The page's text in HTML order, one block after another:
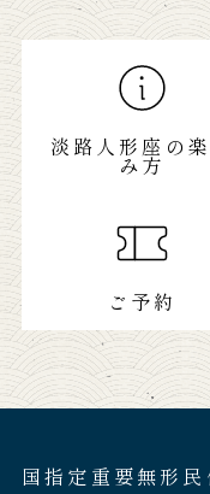
淡路人形座の
み方
ご予約
国指定重要無形